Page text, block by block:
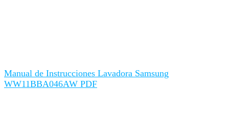
Manual de Instrucciones Lavadora Samsung
WW11BBA046AW PDF